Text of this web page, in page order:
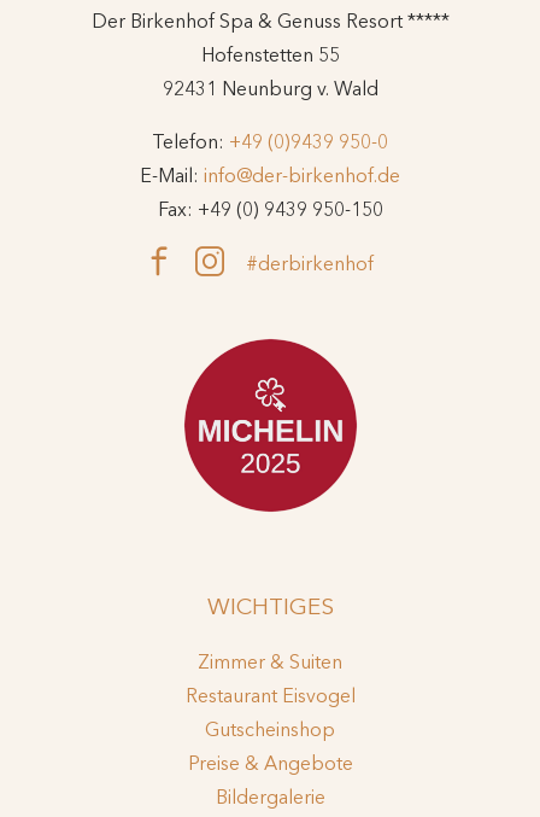
Der Birkenhof Spa & Genuss Resort *****
Hofenstetten 55
92431 Neunburg v. Wald
Telefon: +49 (0)9439 950-0
E-Mail: info@der-birkenhof.de
Fax: +49 (0) 9439 950-150
#derbirkenhof
WICHTIGES
Zimmer & Suiten
Restaurant Eisvogel
Gutscheinshop
Preise & Angebote
Bildergalerie